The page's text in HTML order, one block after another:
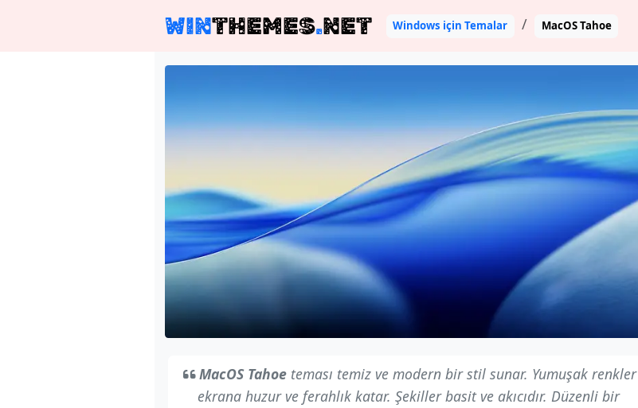
WINTHEMES.NET Windows için Temalar MacOS Tahoe
MacOS Tahoe teması temiz ve modern bir stil sunar. Yumuşak renkler
ekrana huzur ve ferahlık katar. Şekiller basit ve akıcıdır. Düzenli bir